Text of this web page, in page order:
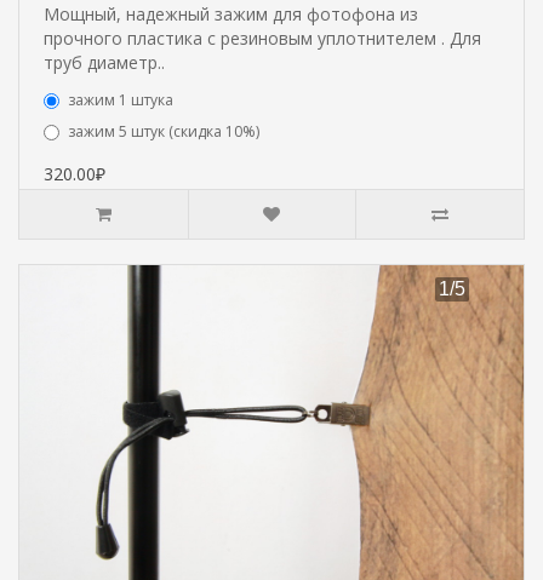
Мощный, надежный зажим для фотофона из
прочного пластика с резиновым уплотнителем . Для
труб диаметр..
зажим 1 штука
зажим 5 штук (скидка 10%)
320.00₽